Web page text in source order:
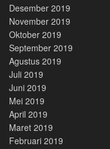
Desember 2019
November 2019
Oktober 2019
September 2019
Agustus 2019
Juli 2019
Juni 2019
Mei 2019
April 2019
Maret 2019
Februari 2019